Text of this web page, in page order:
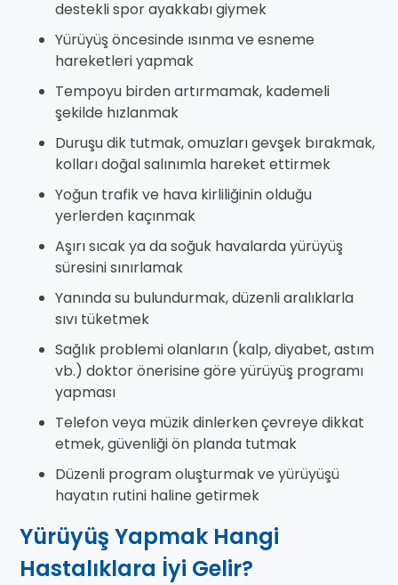
destekli spor ayakkabı giymek
Yürüyüş öncesinde ısınma ve esneme
hareketleri yapmak
Tempoyu birden artırmamak, kademeli
şekilde hızlanmak
Duruşu dik tutmak, omuzları gevşek bırakmak,
kolları doğal salınımla hareket ettirmek
Yoğun trafik ve hava kirliliğinin olduğu
yerlerden kaçınmak
Aşırı sıcak ya da soğuk havalarda yürüyüş
süresini sınırlamak
Yanında su bulundurmak, düzenli aralıklarla
sıvı tüketmek
Sağlık problemi olanların (kalp, diyabet, astım
vb.) doktor önerisine göre yürüyüş programı
yapması
Telefon veya müzik dinlerken çevreye dikkat
etmek, güvenliği ön planda tutmak
Düzenli program oluşturmak ve yürüyüşü
hayatın rutini haline getirmek
Yürüyüş Yapmak Hangi
Hastalıklara İyi Gelir?